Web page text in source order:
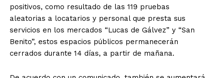
positivos, como resultado de las 119 pruebas
aleatorias a locatarios y personal que presta sus
servicios en los mercados “Lucas de Gálvez” y “San
Benito”, estos espacios públicos permanecerán
cerrados durante 14 días, a partir de mañana.